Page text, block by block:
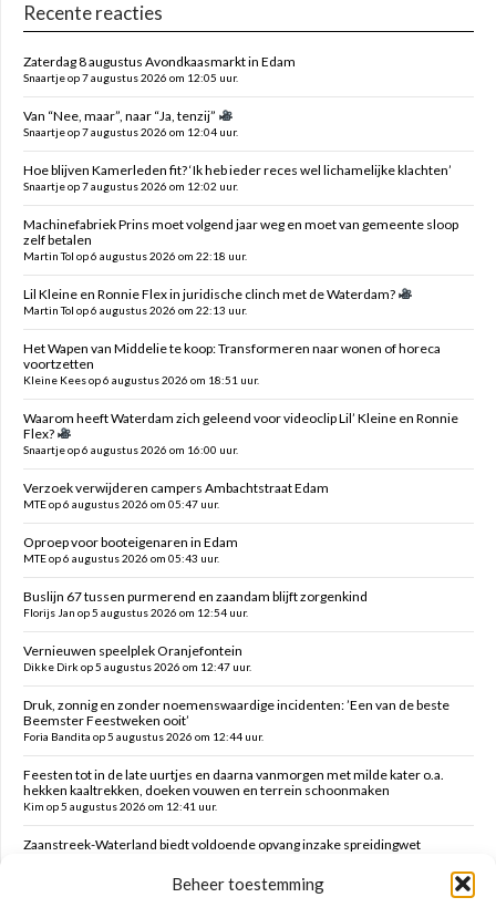
Beheer toestemming
Recente reacties
Zaterdag 8 augustus Avondkaasmarkt in Edam
Snaartje op 7 augustus 2026 om 12:05 uur.
Van “Nee, maar”, naar “Ja, tenzij”
Snaartje op 7 augustus 2026 om 12:04 uur.
Hoe blijven Kamerleden fit? ‘Ik heb ieder reces wel lichamelijke klachten’
Snaartje op 7 augustus 2026 om 12:02 uur.
Machinefabriek Prins moet volgend jaar weg en moet van gemeente sloop
zelf betalen
Martin Tol op 6 augustus 2026 om 22:18 uur.
Lil Kleine en Ronnie Flex in juridische clinch met de Waterdam?
Martin Tol op 6 augustus 2026 om 22:13 uur.
Het Wapen van Middelie te koop: Transformeren naar wonen of horeca
voortzetten
Kleine Kees op 6 augustus 2026 om 18:51 uur.
Waarom heeft Waterdam zich geleend voor videoclip Lil’ Kleine en Ronnie
Flex?
Snaartje op 6 augustus 2026 om 16:00 uur.
Verzoek verwijderen campers Ambachtstraat Edam
MTE op 6 augustus 2026 om 05:47 uur.
Oproep voor booteigenaren in Edam
MTE op 6 augustus 2026 om 05:43 uur.
Buslijn 67 tussen purmerend en zaandam blijft zorgenkind
Florijs Jan op 5 augustus 2026 om 12:54 uur.
Vernieuwen speelplek Oranjefontein
Dikke Dirk op 5 augustus 2026 om 12:47 uur.
Druk, zonnig en zonder noemenswaardige incidenten: ’Een van de beste
Beemster Feestweken ooit’
Foria Bandita op 5 augustus 2026 om 12:44 uur.
Feesten tot in de late uurtjes en daarna vanmorgen met milde kater o.a.
hekken kaaltrekken, doeken vouwen en terrein schoonmaken
Kim op 5 augustus 2026 om 12:41 uur.
Zaanstreek-Waterland biedt voldoende opvang inzake spreidingwet